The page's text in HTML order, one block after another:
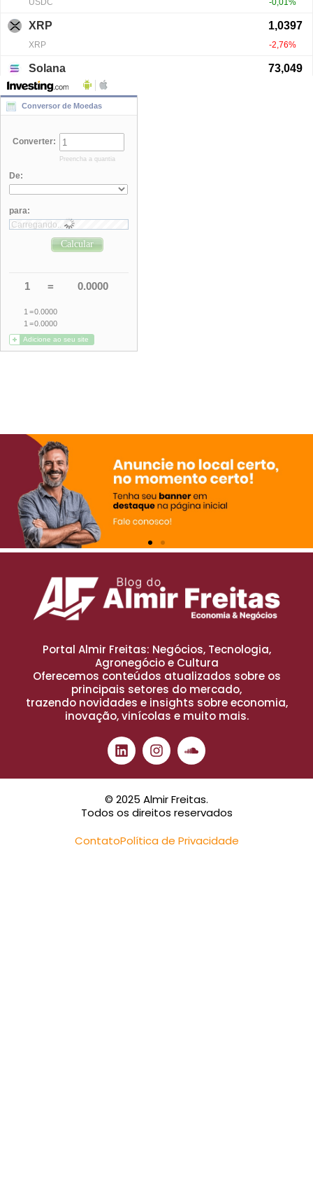
Portal Almir Freitas: Negócios, Tecnologia,
Agronegócio e Cultura
Oferecemos conteúdos atualizados sobre os
principais setores do mercado,
trazendo novidades e insights sobre economia,
inovação, vinícolas e muito mais.
© 2025 Almir Freitas.
Todos os direitos reservados
ContatoPolítica de Privacidade